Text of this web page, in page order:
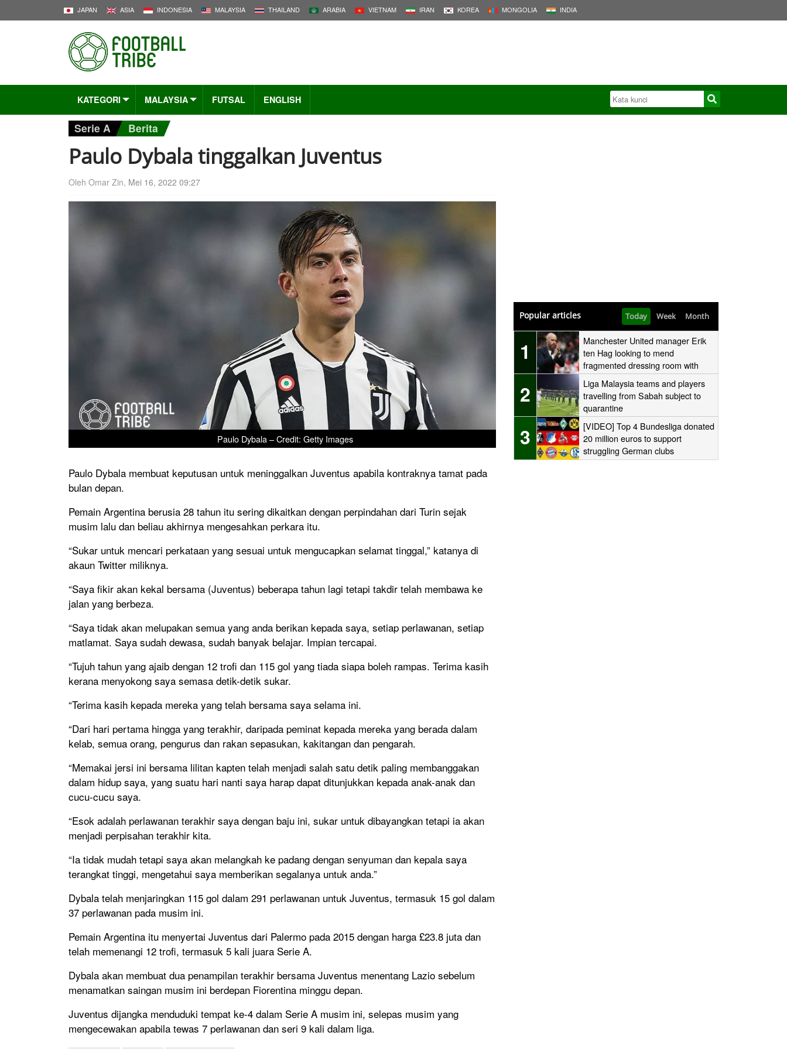
JAPAN ASIA INDONESIA MALAYSIA THAILAND ARABIA VIETNAM IRAN KOREA MONGOLIA INDIA
KATEGORI MALAYSIA FUTSAL ENGLISH
Serie A Berita
Paulo Dybala tinggalkan Juventus
Oleh Omar Zin, Mei 16, 2022 09:27
Paulo Dybala – Credit: Getty Images
Paulo Dybala membuat keputusan untuk meninggalkan Juventus apabila kontraknya tamat pada
bulan depan.
Pemain Argentina berusia 28 tahun itu sering dikaitkan dengan perpindahan dari Turin sejak
musim lalu dan beliau akhirnya mengesahkan perkara itu.
“Sukar untuk mencari perkataan yang sesuai untuk mengucapkan selamat tinggal,” katanya di
akaun Twitter miliknya.
“Saya fikir akan kekal bersama (Juventus) beberapa tahun lagi tetapi takdir telah membawa ke
jalan yang berbeza.
“Saya tidak akan melupakan semua yang anda berikan kepada saya, setiap perlawanan, setiap
matlamat. Saya sudah dewasa, sudah banyak belajar. Impian tercapai.
“Tujuh tahun yang ajaib dengan 12 trofi dan 115 gol yang tiada siapa boleh rampas. Terima kasih
kerana menyokong saya semasa detik-detik sukar.
“Terima kasih kepada mereka yang telah bersama saya selama ini.
“Dari hari pertama hingga yang terakhir, daripada peminat kepada mereka yang berada dalam
kelab, semua orang, pengurus dan rakan sepasukan, kakitangan dan pengarah.
“Memakai jersi ini bersama lilitan kapten telah menjadi salah satu detik paling membanggakan
dalam hidup saya, yang suatu hari nanti saya harap dapat ditunjukkan kepada anak-anak dan
cucu-cucu saya.
“Esok adalah perlawanan terakhir saya dengan baju ini, sukar untuk dibayangkan tetapi ia akan
menjadi perpisahan terakhir kita.
“Ia tidak mudah tetapi saya akan melangkah ke padang dengan senyuman dan kepala saya
terangkat tinggi, mengetahui saya memberikan segalanya untuk anda.”
Dybala telah menjaringkan 115 gol dalam 291 perlawanan untuk Juventus, termasuk 15 gol dalam
37 perlawanan pada musim ini.
Pemain Argentina itu menyertai Juventus dari Palermo pada 2015 dengan harga £23.8 juta dan
telah memenangi 12 trofi, termasuk 5 kali juara Serie A.
Dybala akan membuat dua penampilan terakhir bersama Juventus menentang Lazio sebelum
menamatkan saingan musim ini berdepan Fiorentina minggu depan.
Juventus dijangka menduduki tempat ke-4 dalam Serie A musim ini, selepas musim yang
mengecewakan apabila tewas 7 perlawanan dan seri 9 kali dalam liga.
Popular articles Today Week Month
1
Manchester United manager Erik
ten Hag looking to mend
fragmented dressing room with
one-to-one sessions with his
players
2
Liga Malaysia teams and players
travelling from Sabah subject to
quarantine
3
[VIDEO] Top 4 Bundesliga donated
20 million euros to support
struggling German clubs